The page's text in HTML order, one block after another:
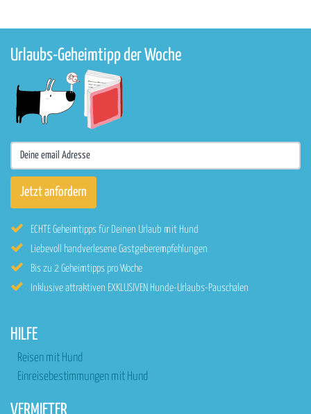
Urlaubs-Geheimtipp der Woche
ECHTE Geheimtipps für Deinen Urlaub mit Hund
Liebevoll handverlesene Gastgeberempfehlungen
Bis zu 2 Geheimtipps pro Woche
Inklusive attraktiven EXKLUSIVEN Hunde-Urlaubs-Pauschalen
HILFE
Reisen mit Hund
Einreisebestimmungen mit Hund